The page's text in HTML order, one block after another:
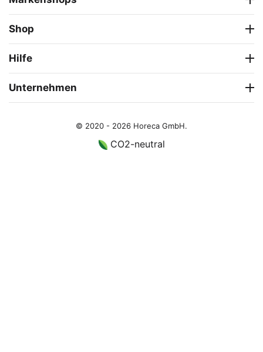
Shop
Hilfe
Unternehmen
© 2020 - 2026 Horeca GmbH.
CO2-neutral